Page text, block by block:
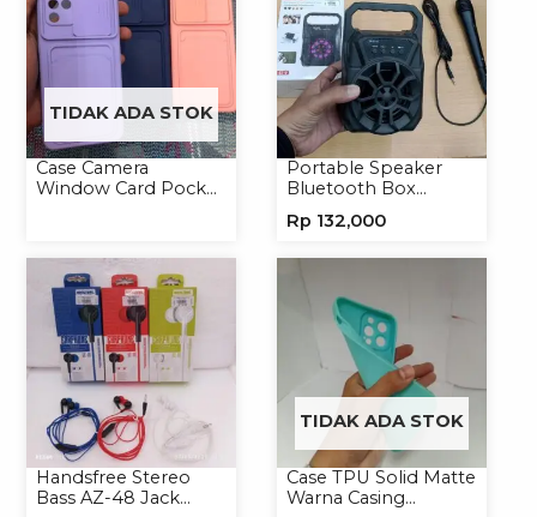
TIDAK ADA STOK
Case Camera
Window Card Pocket
Portable Speaker
Bluetooth Box
Portable Wireless
Rp 132,000
Handsfree Stereo
Bass AZ-48 Jack
TIDAK ADA STOK
Case TPU Solid Matte
Warna Casing